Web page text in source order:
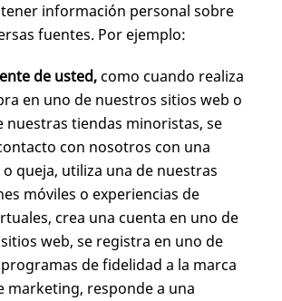
información personal sobre
fuentes. Por ejemplo:
de usted,como cuando realiza
en uno de nuestros sitios web o
nuestras tiendas minoristas, se
con nosotros con una
queja, utiliza una de nuestras
móviles o experiencias de
crea una cuenta en uno de
web, se registra en uno de
de fidelidad a la marca
marketing, responde a una